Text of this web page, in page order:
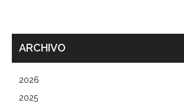
ARCHIVO
2026
2025